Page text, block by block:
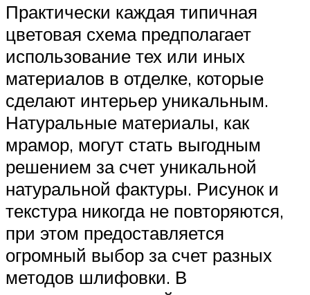
Практически каждая типичная
цветовая схема предполагает
использование тех или иных
материалов в отделке, которые
сделают интерьер уникальным.
Натуральные материалы, как
мрамор, могут стать выгодным
решением за счет уникальной
натуральной фактуры. Рисунок и
текстура никогда не повторяются,
при этом предоставляется
огромный выбор за счет разных
методов шлифовки. В